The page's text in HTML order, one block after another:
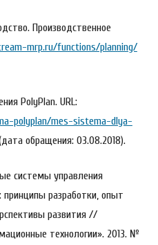
Производственное
mrp.ru/functions/planning/
PolyPlan. URL:
polyplan/mes-sistema-dlya-
обращения: 03.08.2018).
системы управления
разработки, опыт
развития //
технологии». 2013. №